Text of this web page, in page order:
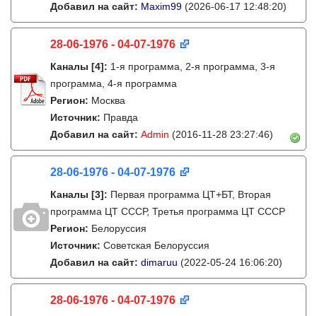
Добавил на сайт: Maxim99 (2026-06-17 12:48:20)
28-06-1976 - 04-07-1976
Каналы [4]: 1-я программа, 2-я программа, 3-я
программа, 4-я программа
Регион: Москва
Источник: Правда
Добавил на сайт: Admin (2016-11-28 23:27:46)
28-06-1976 - 04-07-1976
Каналы [3]: Первая программа ЦТ+БТ, Вторая
программа ЦТ ССCР, Третья программа ЦТ ССCР
Регион: Белоруссия
Источник: Советская Белоруссия
Добавил на сайт: dimaruu (2022-05-24 16:06:20)
28-06-1976 - 04-07-1976